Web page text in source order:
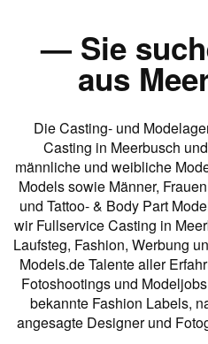
— Sie
aus
Die Casting- und
Casting in Meerbusch
männliche und weibliche
Models sowie Männer,
und Tattoo- & Body Part
wir Fullservice Casting in
Laufsteg, Fashion, Werbung
Models.de Talente aller
Fotoshootings und
bekannte Fashion Labels,
angesagte Designer und